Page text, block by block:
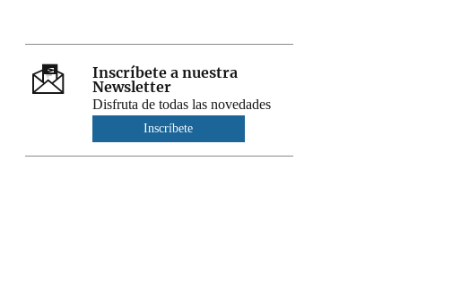
Inscríbete a nuestra
Newsletter
Disfruta de todas las novedades
Inscríbete